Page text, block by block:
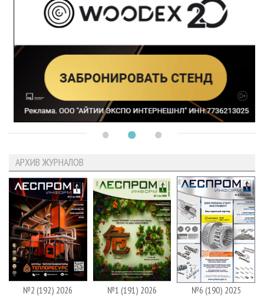
АРХИВ ЖУРНАЛОВ
№2 (192) 2026 №1 (191) 2026 №6 (190) 2025